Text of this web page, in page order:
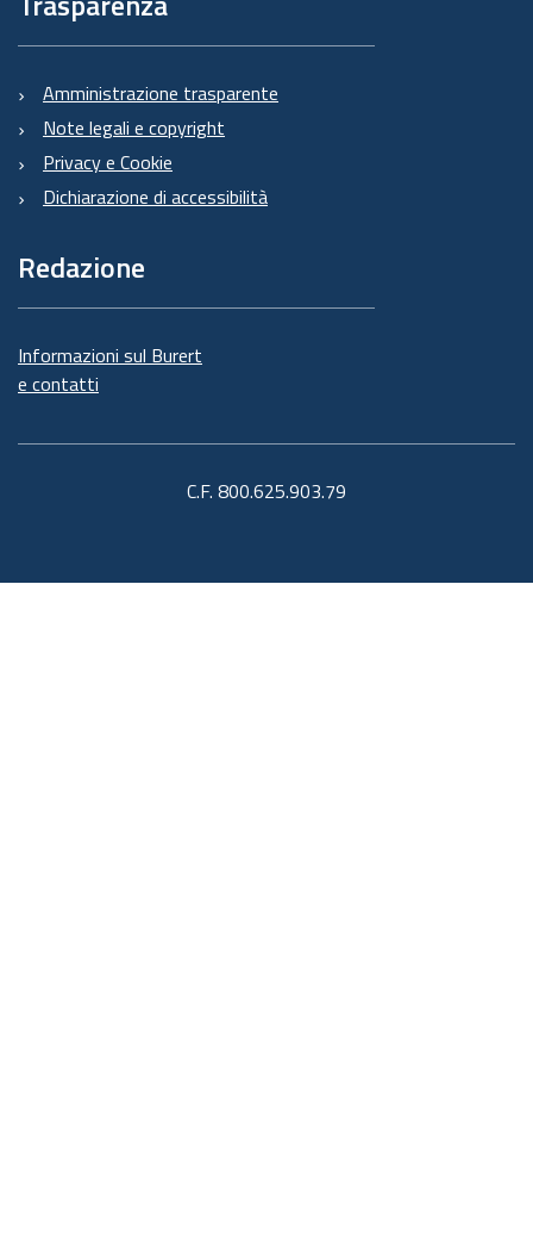
Amministrazione trasparente
Note legali e copyright
Privacy e Cookie
Dichiarazione di accessibilità
Redazione
Informazioni sul Burert
e contatti
C.F. 800.625.903.79